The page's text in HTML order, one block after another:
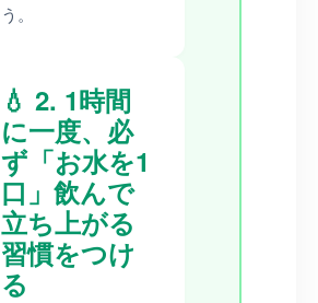
う。
💧 2. 1時間
に一度、必
ず「お水を1
口」飲んで
立ち上がる
習慣をつけ
る